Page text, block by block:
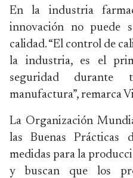
En la industria
innovación no puede
calidad. “El control de
la industria, es el
seguridad durante
manufactura”, remarca
La Organización
las Buenas Prácticas
medidas para la
y buscan que los